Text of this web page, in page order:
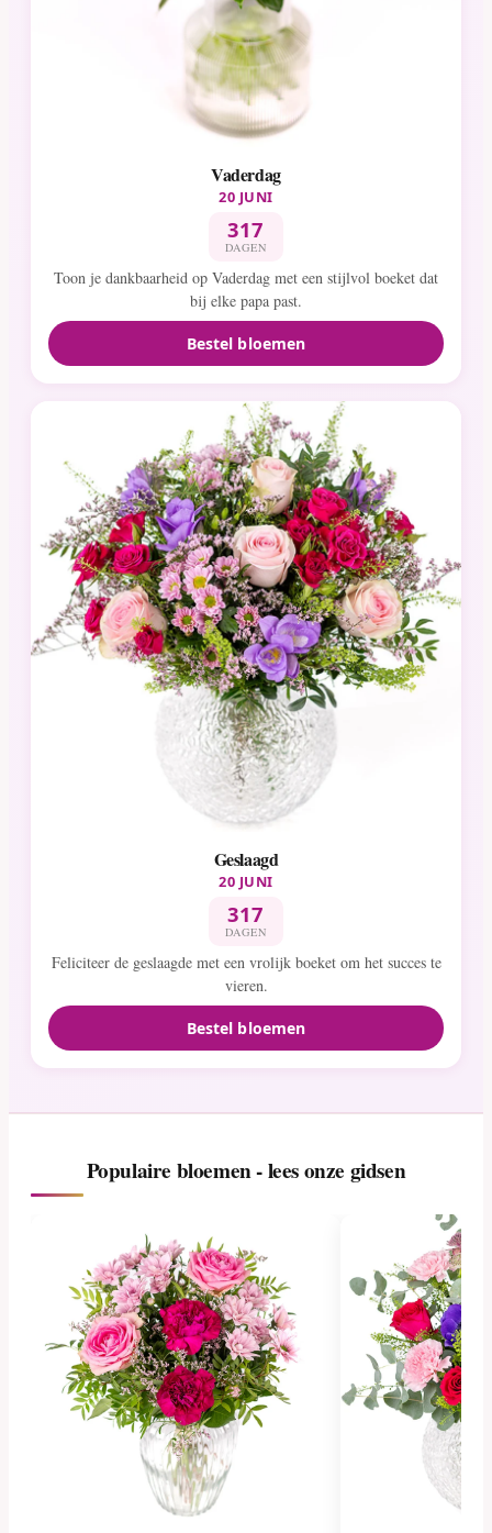
Vaderdag
20 JUNI
317
DAGEN
Toon je dankbaarheid op Vaderdag met een stijlvol boeket dat
bij elke papa past.
Bestel bloemen
Geslaagd
20 JUNI
317
DAGEN
Feliciteer de geslaagde met een vrolijk boeket om het succes te
vieren.
Bestel bloemen
Populaire bloemen - lees onze gidsen